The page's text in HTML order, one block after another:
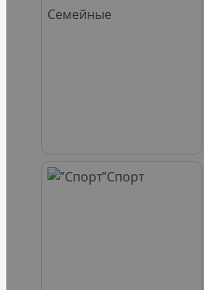
Семейные
Спорт